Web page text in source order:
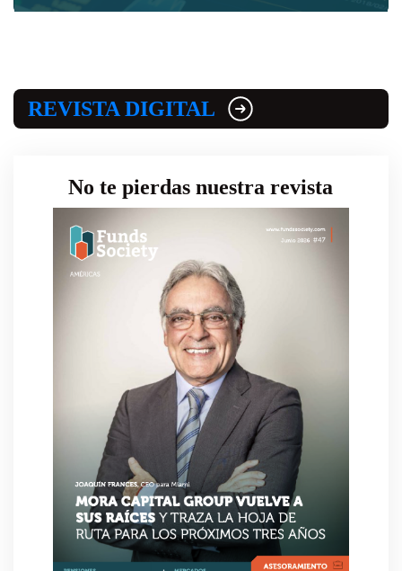
REVISTA DIGITAL
No te pierdas nuestra revista